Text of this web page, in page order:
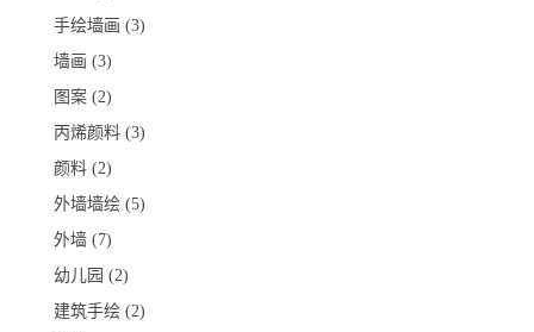
手绘墙画 (3)
墙画 (3)
图案 (2)
丙烯颜料 (3)
颜料 (2)
外墙墙绘 (5)
外墙 (7)
幼儿园 (2)
建筑手绘 (2)